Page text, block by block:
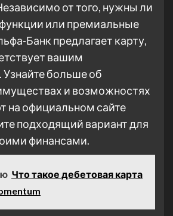
от того, нужны ли
или премиальные
Банк предлагает карту,
вашим
больше об
и возможностях
на официальном сайте
подходящий вариант для
финансами.
Что такое дебетовая карта